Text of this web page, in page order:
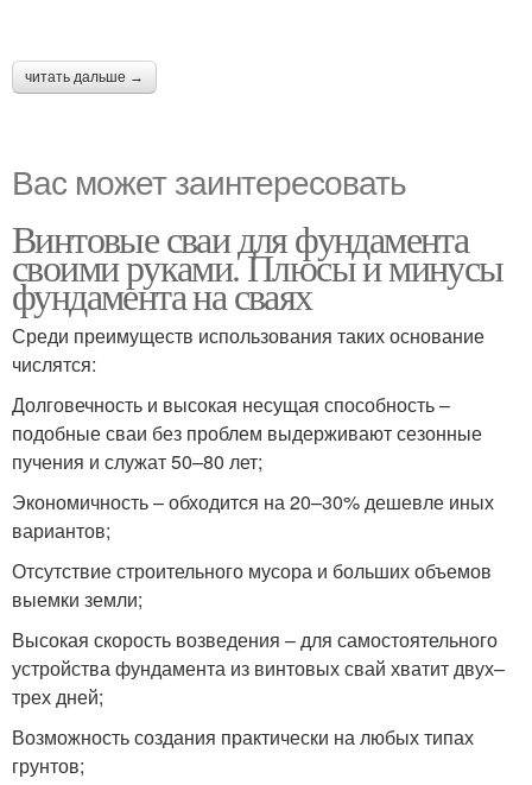
читать дальше →
Вас может заинтересовать
Винтовые сваи для фундамента
своими руками. Плюсы и минусы
фундамента на сваях
Среди преимуществ использования таких основание
числятся:
Долговечность и высокая несущая способность –
подобные сваи без проблем выдерживают сезонные
пучения и служат 50–80 лет;
Экономичность – обходится на 20–30% дешевле иных
вариантов;
Отсутствие строительного мусора и больших объемов
выемки земли;
Высокая скорость возведения – для самостоятельного
устройства фундамента из винтовых свай хватит двух–
трех дней;
Возможность создания практически на любых типах
грунтов;